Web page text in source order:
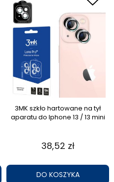
3MK szkło hartowane na tył
aparatu do Iphone 13 / 13 mini
38,52 zł
DO KOSZYKA